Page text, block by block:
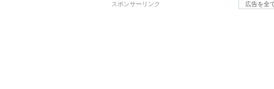
スポンサーリンク 広告を全